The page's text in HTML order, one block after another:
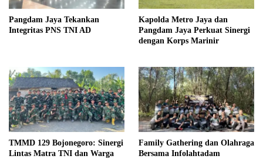
Pangdam Jaya Tekankan
Integritas PNS TNI AD
Kapolda Metro Jaya dan
Pangdam Jaya Perkuat Sinergi
dengan Korps Marinir
TMMD 129 Bojonegoro: Sinergi
Lintas Matra TNI dan Warga
Family Gathering dan Olahraga
Bersama Infolahtadam